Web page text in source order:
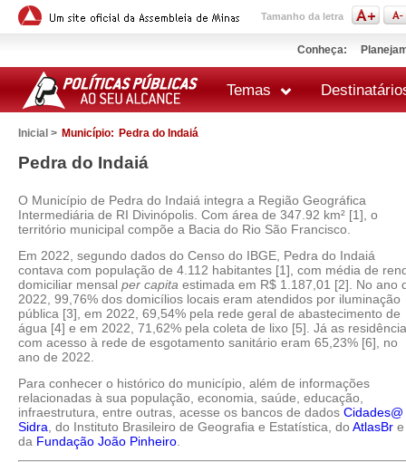
Tamanho da letra
Conheça:
Temas
Inicial > Município: Pedra do Indaiá
Pedra do Indaiá
O Município de Pedra do Indaiá integra a Região Geográfica
Intermediária de RI Divinópolis. Com área de 347.92 km² [1], o
território municipal compõe a Bacia do Rio São Francisco.
Em 2022, segundo dados do Censo do IBGE, Pedra do Indaiá
contava com população de 4.112 habitantes [1], com média de
domiciliar mensal per capita estimada em R$ 1.187,01 [2]. No ano
2022, 99,76% dos domicílios locais eram atendidos por iluminação
pública [3], em 2022, 69,54% pela rede geral de abastecimento de
água [4] e em 2022, 71,62% pela coleta de lixo [5]. Já as
com acesso à rede de esgotamento sanitário eram 65,23% [6], no
ano de 2022.
Para conhecer o histórico do município, além de informações
relacionadas à sua população, economia, saúde, educação,
infraestrutura, entre outras, acesse os bancos de dados Cidades@
Sidra , do Instituto Brasileiro de Geografia e Estatística, doAtlasBr e
da Fundação João Pinheiro